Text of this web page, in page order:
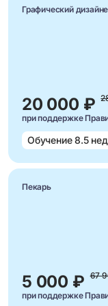
Графический
20 000 ₽
при поддержке
Обучение 8.5
Пекарь
5 000 ₽ 67
при поддержке